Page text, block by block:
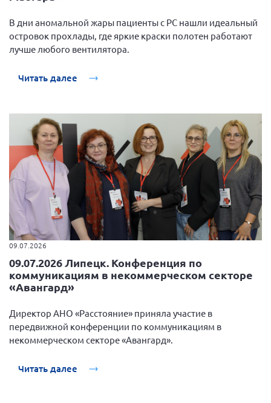
В дни аномальной жары пациенты с РС нашли идеальный
островок прохлады, где яркие краски полотен работают
лучше любого вентилятора.
Читать далее
09.07.2026
09.07.2026 Липецк. Конференция по
коммуникациям в некоммерческом секторе
«Авангард»
Директор АНО «Расстояние» приняла участие в
передвижной конференции по коммуникациям в
некоммерческом секторе «Авангард».
Читать далее